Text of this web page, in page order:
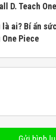
D. Teach
là ai? Bí ẩn
One Piece